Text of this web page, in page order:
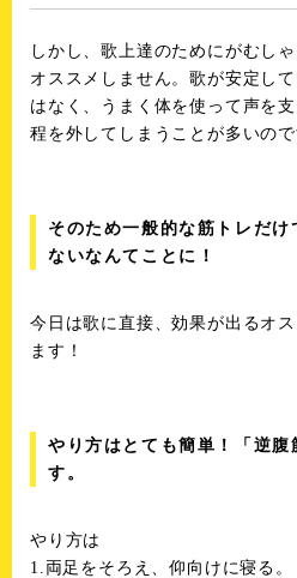
しかし、歌上達のためにがむし
オススメしません。歌が安定し
はなく、うまく体を使って声を
程を外してしまうことが多いので
そのため一般的な筋トレだけ
ないなんてことに！
今日は歌に直接、効果が出るオ
ます！
やり方はとても簡単！「逆
す。
やり方は
1.両足をそろえ、仰向けに寝る。